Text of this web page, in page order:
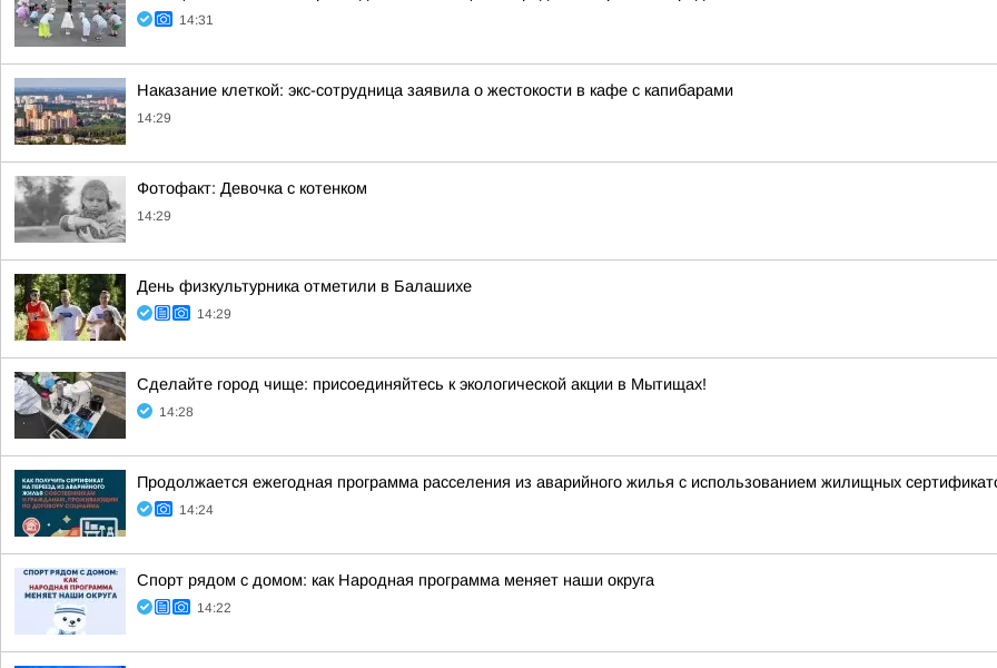
14:31
Наказание клеткой: экс-сотрудница заявила о жестокости в кафе с капибарами
14:29
Фотофакт: Девочка с котенком
14:29
День физкультурника отметили в Балашихе
14:29
Сделайте город чище: присоединяйтесь к экологической акции в Мытищах!
14:28
Продолжается ежегодная программа расселения из аварийного жилья с использованием жилищных
14:24
Спорт рядом с домом: как Народная программа меняет наши округа
14:22